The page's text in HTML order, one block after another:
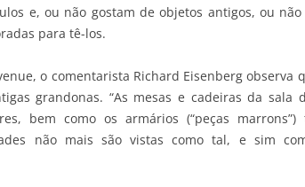
e, ou não gostam de objetos antigos, ou
para tê-los.
o comentarista Richard Eisenberg observa
grandonas. “As mesas e cadeiras da sala
bem como os armários (“peças marrons”)
não mais são vistas como tal, e sim